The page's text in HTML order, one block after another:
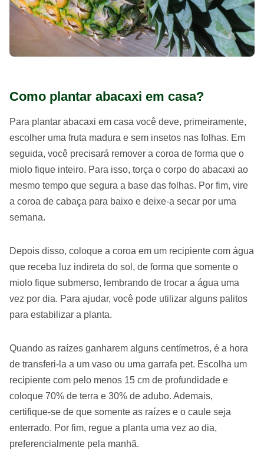
Como plantar abacaxi em casa?
Para plantar abacaxi em casa você deve, primeiramente,
escolher uma fruta madura e sem insetos nas folhas. Em
seguida, você precisará remover a coroa de forma que o
miolo fique inteiro. Para isso, torça o corpo do abacaxi ao
mesmo tempo que segura a base das folhas. Por fim, vire
a coroa de cabaça para baixo e deixe-a secar por uma
semana.
Depois disso, coloque a coroa em um recipiente com água
que receba luz indireta do sol, de forma que somente o
miolo fique submerso, lembrando de trocar a água uma
vez por dia. Para ajudar, você pode utilizar alguns palitos
para estabilizar a planta.
Quando as raízes ganharem alguns centímetros, é a hora
de transferi-la a um vaso ou uma garrafa pet. Escolha um
recipiente com pelo menos 15 cm de profundidade e
coloque 70% de terra e 30% de adubo. Ademais,
certifique-se de que somente as raízes e o caule seja
enterrado. Por fim, regue a planta uma vez ao dia,
preferencialmente pela manhã.